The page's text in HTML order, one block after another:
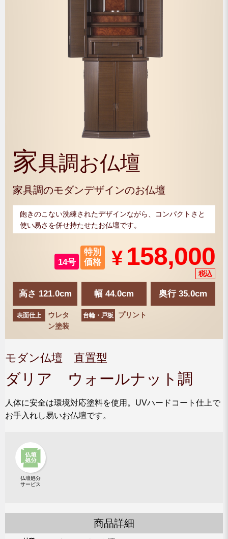
家具調お仏壇
家具調のモダンデザインのお仏壇
飽きのこない洗練されたデザインながら、コンパクトさと
使い易さを併せ持たせたお仏壇です。
14号
特別
価格
¥ 158,000
高さ 121.0cm 幅 44.0cm 奥行 35.0cm
表面仕上
ウレタ
ン塗装
台輪・戸板 プリント
モダン仏壇 直置型
ダリア ウォールナット調
人体に安全は環境対応塗料を使用。UVハードコート仕上で
お手入れし易いお仏壇です。
仏壇処分
サービス
商品詳細